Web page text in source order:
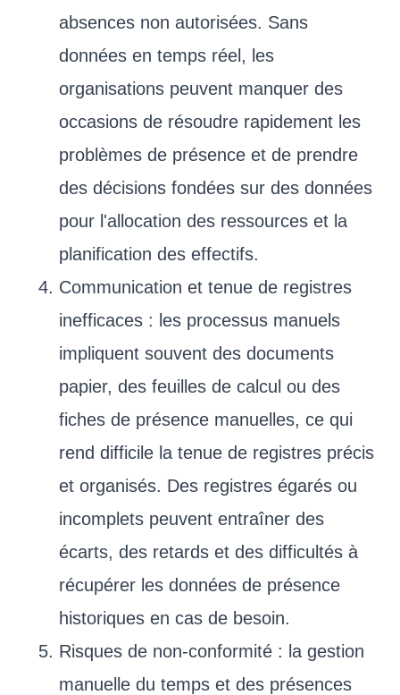
absences non autorisées. Sans
données en temps réel, les
organisations peuvent manquer des
occasions de résoudre rapidement les
problèmes de présence et de prendre
des décisions fondées sur des données
pour l'allocation des ressources et la
planification des effectifs.
Communication et tenue de registres
inefficaces : les processus manuels
impliquent souvent des documents
papier, des feuilles de calcul ou des
fiches de présence manuelles, ce qui
rend difficile la tenue de registres précis
et organisés. Des registres égarés ou
incomplets peuvent entraîner des
écarts, des retards et des difficultés à
récupérer les données de présence
historiques en cas de besoin.
Risques de non-conformité : la gestion
manuelle du temps et des présences